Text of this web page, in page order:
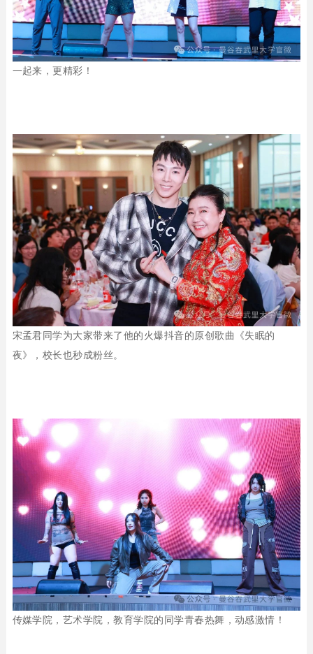
一起来，更精彩！
宋孟君同学为大家带来了他的火爆抖音的原创歌曲《失眠的
夜》，校长也秒成粉丝。
传媒学院，艺术学院，教育学院的同学青春热舞，动感激情！